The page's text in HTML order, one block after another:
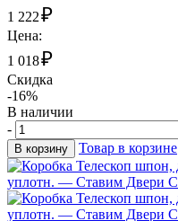
1 222₽
Цена:
1 018₽
Скидка
-16%
В наличии
-
В корзину Товар в корзине